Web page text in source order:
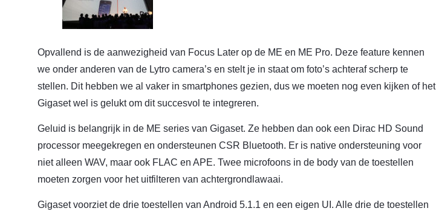
Opvallend is de aanwezigheid van Focus Later op de ME en ME Pro. Deze feature kennen
we onder anderen van de Lytro camera’s en stelt je in staat om foto’s achteraf scherp te
stellen. Dit hebben we al vaker in smartphones gezien, dus we moeten nog even kijken of het
Gigaset wel is gelukt om dit succesvol te integreren.
Geluid is belangrijk in de ME series van Gigaset. Ze hebben dan ook een Dirac HD Sound
processor meegekregen en ondersteunen CSR Bluetooth. Er is native ondersteuning voor
niet alleen WAV, maar ook FLAC en APE. Twee microfoons in de body van de toestellen
moeten zorgen voor het uitfilteren van achtergrondlawaai.
Gigaset voorziet de drie toestellen van Android 5.1.1 en een eigen UI. Alle drie de toestellen